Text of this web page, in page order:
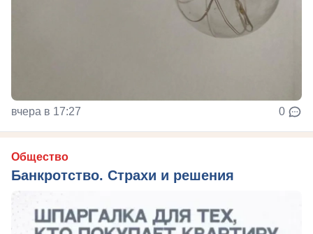
вчера в 17:27 0
Общество
Банкротство. Страхи и решения